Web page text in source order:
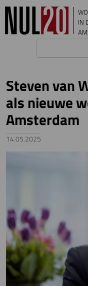
Overslaan en naar de inhoud
IN
Steven van
als nieuwe
Amsterdam
14.05.2025